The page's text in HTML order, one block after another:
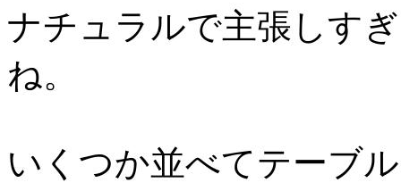
ナチュラルで主張しす
ね。
いくつか並べてテーブ